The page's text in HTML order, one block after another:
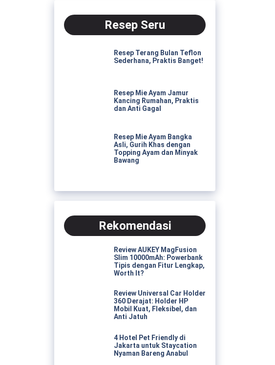
Resep Seru
Resep Terang Bulan Teflon
Sederhana, Praktis Banget!
Resep Mie Ayam Jamur
Kancing Rumahan, Praktis
dan Anti Gagal
Resep Mie Ayam Bangka
Asli, Gurih Khas dengan
Topping Ayam dan Minyak
Bawang
Rekomendasi
Review AUKEY MagFusion
Slim 10000mAh: Powerbank
Tipis dengan Fitur Lengkap,
Worth It?
Review Universal Car Holder
360 Derajat: Holder HP
Mobil Kuat, Fleksibel, dan
Anti Jatuh
4 Hotel Pet Friendly di
Jakarta untuk Staycation
Nyaman Bareng Anabul